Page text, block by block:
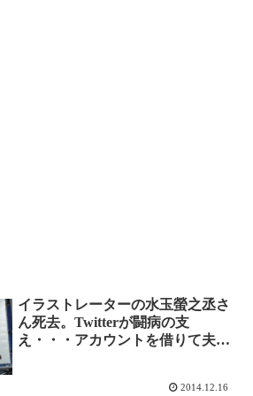
イラストレーターの水玉螢之丞さ
ん死去。Twitterが闘病の支
え・・・アカウントを借りて夫が
2014.12.16